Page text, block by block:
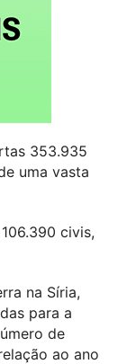
353.935
uma vasta
civis,
na Síria,
para a
de
ao ano